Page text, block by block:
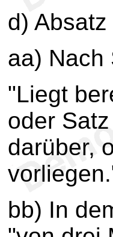
d)
aa) Nach
"Liegt
oder
darüber,
bb) In